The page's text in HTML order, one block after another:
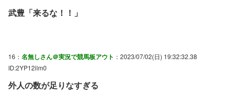
武豊「来るな！！」
16： 名無しさん＠実況で競馬板アウト ：2023/07/02(日) 19:32:32.38
ID:2YP12ilm0
外人の数が足りなすぎる